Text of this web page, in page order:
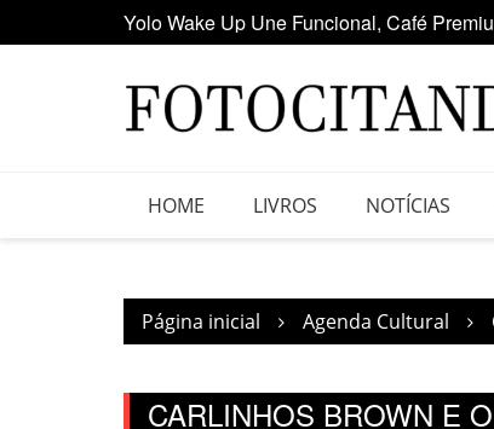
para
Maior clube de vinil da América Latina
HOME LIVROS NOTÍCIAS
Página inicial Agenda Cultural
CARLINHOS BROWN E